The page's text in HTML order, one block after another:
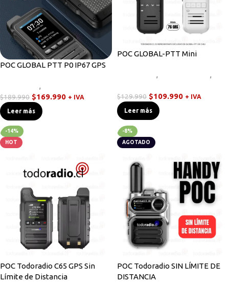
POC GLOBAL PTT P0 IP67 GPS
,
$189.990 $169.990 + IVA
Leer más
POC GLOBAL-PTT Mini
,
,
$129.990 $109.990 + IVA
Leer más
-14%
HOT
POC Todoradio C65 GPS Sin
Límite de Distancia
-8%
AGOTADO
POC Todoradio SIN LÍMITE DE
DISTANCIA